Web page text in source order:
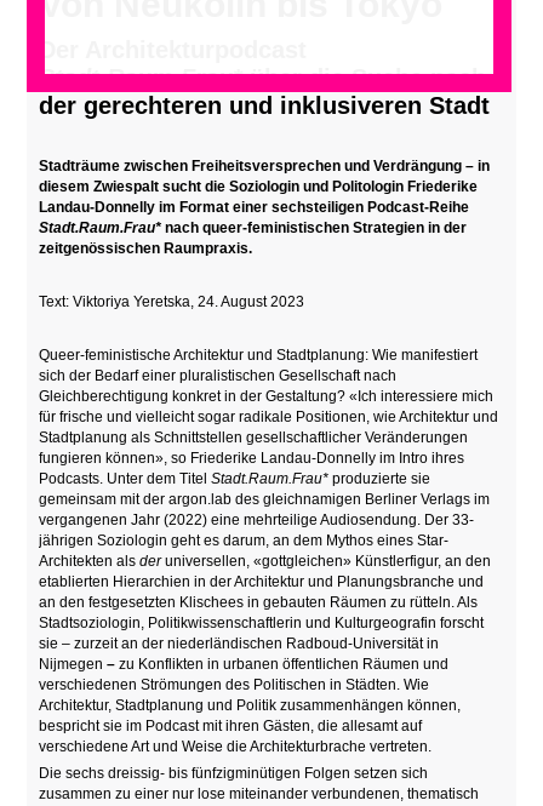
Stadt.Raum.Frau*über die Suche nach
der gerechteren und inklusiveren Stadt
Stadträume zwischen Freiheitsversprechen und Verdrängung – in
diesem Zwiespalt sucht die Soziologin und Politologin Friederike
Landau-Donnelly im Format einer sechsteiligen Podcast-Reihe
Stadt.Raum.Frau* nach queer-feministischen Strategien in der
zeitgenössischen Raumpraxis.
Text: Viktoriya Yeretska, 24. August 2023
Queer-feministische Architektur und Stadtplanung: Wie manifestiert
sich der Bedarf einer pluralistischen Gesellschaft nach
Gleichberechtigung konkret in der Gestaltung? «Ich interessiere mich
für frische und vielleicht sogar radikale Positionen, wie Architektur und
Stadtplanung als Schnittstellen gesellschaftlicher Veränderungen
fungieren können», so Friederike Landau-Donnelly im Intro ihres
Podcasts. Unter dem TitelStadt.Raum.Frau* produzierte sie
gemeinsam mit der argon.lab des gleichnamigen Berliner Verlags im
vergangenen Jahr (2022) eine mehrteilige Audiosendung. Der 33-
jährigen Soziologin geht es darum, an dem Mythos eines Star-
Architekten alsderuniversellen, «gottgleichen» Künstlerfigur, an den
etablierten Hierarchien in der Architektur und Planungsbranche und
an den festgesetzten Klischees in gebauten Räumen zu rütteln. Als
Stadtsoziologin, Politikwissenschaftlerin und Kulturgeografin forscht
sie – zurzeit an der niederländischen Radboud-Universität in
Nijmegen– zu Konflikten in urbanen öffentlichen Räumen und
verschiedenen Strömungen des Politischen in Städten. Wie
Architektur, Stadtplanung und Politik zusammenhängen können,
bespricht sie im Podcast mit ihren Gästen, die allesamt auf
verschiedene Art und Weise die Architekturbrache vertreten.
Die sechs dreissig- bis fünfzigminütigen Folgen setzen sich
zusammen zu einer nur lose miteinander verbundenen, thematisch